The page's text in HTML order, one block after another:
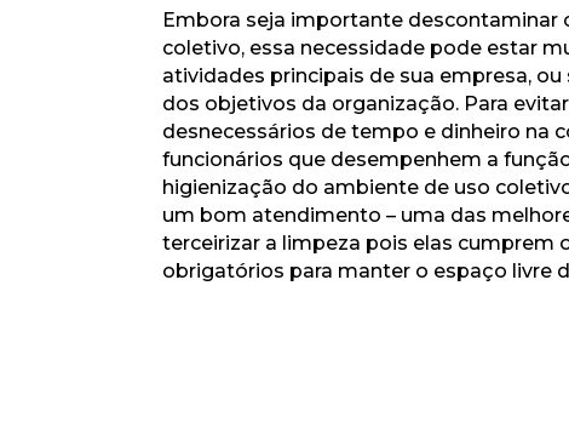
Embora seja importante descontaminar
coletivo, essa necessidade pode estar
atividades principais de sua empresa,
dos objetivos da organização. Para
desnecessários de tempo e dinheiro na
funcionários que desempenhem a
higienização do ambiente de uso
um bom atendimento – uma das
terceirizar a limpeza pois elas cumprem
obrigatórios para manter o espaço livre